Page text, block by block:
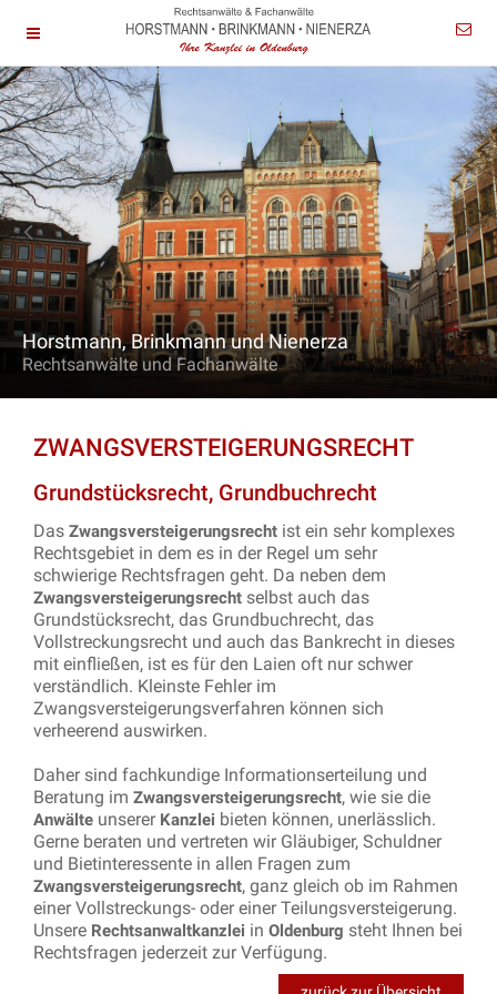
Horstmann, Brinkmann und Nienerza
Rechtsanwälte und Fachanwälte
ZWANGSVERSTEIGERUNGSRECHT
Grundstücksrecht, Grundbuchrecht
Das Zwangsversteigerungsrecht ist ein sehr komplexes
Rechtsgebiet in dem es in der Regel um sehr
schwierige Rechtsfragen geht. Da neben dem
Zwangsversteigerungsrecht selbst auch das
Grundstücksrecht, das Grundbuchrecht, das
Vollstreckungsrecht und auch das Bankrecht in dieses
mit einfließen, ist es für den Laien oft nur schwer
verständlich. Kleinste Fehler im
Zwangsversteigerungsverfahren können sich
verheerend auswirken.
Daher sind fachkundige Informationserteilung und
Beratung im Zwangsversteigerungsrecht, wie sie die
Anwälte unserer Kanzlei bieten können, unerlässlich.
Gerne beraten und vertreten wir Gläubiger, Schuldner
und Bietinteressente in allen Fragen zum
Zwangsversteigerungsrecht, ganz gleich ob im Rahmen
einer Vollstreckungs- oder einer Teilungsversteigerung.
Unsere Rechtsanwaltkanzlei in Oldenburg steht Ihnen bei
Rechtsfragen jederzeit zur Verfügung.